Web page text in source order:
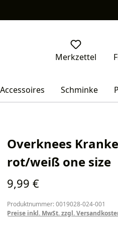
Schminke
Overknees
rot/weiß one size
Regulärer Preis:
9,99 €
Produktnummer: 0019028-024-001
Preise inkl. MwSt. zzgl.